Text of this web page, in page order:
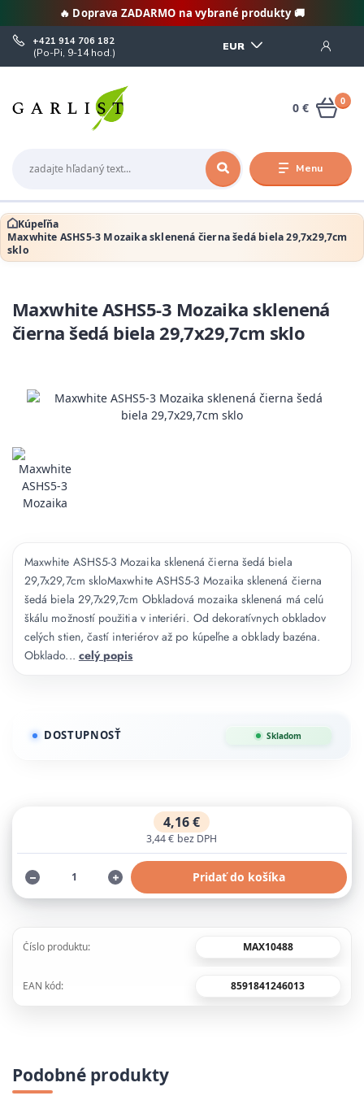
🔥 Doprava ZADARMO na vybrané produkty 🚚
Menu
EUR
+421 914 706 182
(Po-Pi, 9-14 hod.)
0
0 €
Kúpeľňa
Maxwhite ASHS5-3 Mozaika sklenená čierna šedá biela 29,7x29,7cm
sklo
Maxwhite ASHS5-3 Mozaika sklenená
čierna šedá biela 29,7x29,7cm sklo
Maxwhite ASHS5-3 Mozaika sklenená čierna šedá biela
29,7x29,7cm skloMaxwhite ASHS5-3 Mozaika sklenená čierna
šedá biela 29,7x29,7cm Obkladová mozaika sklenená má celú
škálu možností použitia v interiéri. Od dekoratívnych obkladov
celých stien, častí interiérov až po kúpeľne a obklady bazéna.
Obklado... celý popis
DOSTUPNOSŤ Skladom
4,16 €
3,44 € bez DPH
Pridať do košíka
Číslo produktu: MAX10488
EAN kód: 8591841246013
Podobné produkty